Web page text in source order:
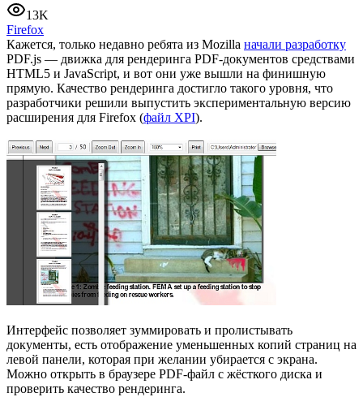
13K
Firefox
Кажется, только недавно ребята из Mozilla начали разработку
PDF.js — движка для рендеринга PDF-документов средствами
HTML5 и JavaScript, и вот они уже вышли на финишную
прямую. Качество рендеринга достигло такого уровня, что
разработчики решили выпустить экспериментальную версию
расширения для Firefox (файл XPI).
Интерфейс позволяет зуммировать и пролистывать
документы, есть отображение уменьшенных копий страниц на
левой панели, которая при желании убирается с экрана.
Можно открыть в браузере PDF-файл с жёсткого диска и
проверить качество рендеринга.